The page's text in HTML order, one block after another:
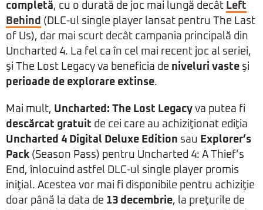
completă, cu o durată de joc mai lungă decât Left
Behind (DLC-ul single player lansat pentru The Last
of Us), dar mai scurt decât campania principală din
Uncharted 4. La fel ca în cel mai recent joc al seriei,
şi The Lost Legacy va beneficia de niveluri vaste şi
perioade de explorare extinse.
Mai mult, Uncharted: The Lost Legacy va putea fi
descărcat gratuit de cei care au achiziţionat ediţia
Uncharted 4 Digital Deluxe Edition sau Explorer’s
Pack (Season Pass) pentru Uncharted 4: A Thief’s
End, înlocuind astfel DLC-ul single player promis
iniţial. Acestea vor mai fi disponibile pentru achiziţie
doar până la data de 13 decembrie, la preţurile de